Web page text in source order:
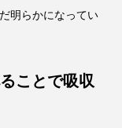
明らかになってい
ことで吸収